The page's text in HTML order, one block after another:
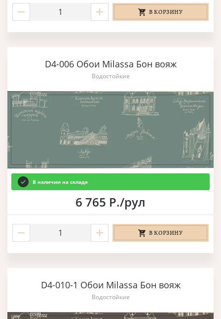
В КОРЗИНУ
D4-006 Обои Milassa Бон вояж
Водостойкие
В наличии на складе
6 765 Р./рул
В КОРЗИНУ
D4-010-1 Обои Milassa Бон вояж
Водостойкие